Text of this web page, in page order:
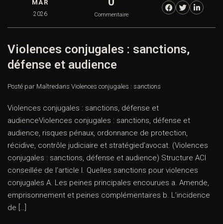
MAR
2026 Commentaire
Violences conjugales : sanctions,
défense et audience
Posté par Maîtredans Violences conjugales : sanctions
Violences conjugales : sanctions, défense et
audienceViolences conjugales : sanctions, défense et
audience, risques pénaux, ordonnance de protection,
récidive, contrôle judiciaire et stratégied’avocat. (Violences
conjugales : sanctions, défense et audience) Structure ACI
conseillée de l’article I. Quelles sanctions pour violences
conjugales A. Les peines principales encourues a. Amende,
emprisonnement et peines complémentaires b. L’incidence
de […]